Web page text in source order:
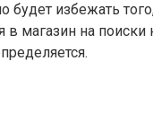
будет избежать
в магазин на